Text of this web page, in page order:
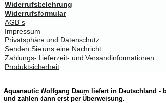
Widerrufsbelehrung
Widerrufsformular
AGB´s
Impressum
Privatsphäre und Datenschutz
Senden Sie uns eine Nachricht
Zahlungs- Lieferzeit- und Versandinformationen
Produktsicherheit
Aquanautic Wolfgang Daum liefert in Deutschland -
und zahlen dann erst per Überweisung.